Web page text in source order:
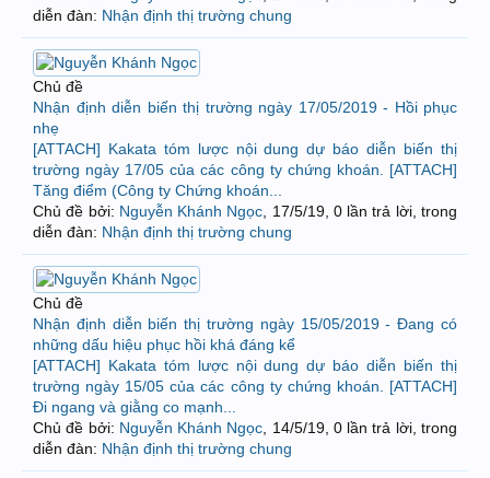
diễn đàn: Nhận định thị trường chung
Chủ đề
Nhận định diễn biến thị trường ngày 17/05/2019 - Hồi phục
nhẹ
[ATTACH] Kakata tóm lược nội dung dự báo diễn biến thị
trường ngày 17/05 của các công ty chứng khoán. [ATTACH]
Tăng điểm (Công ty Chứng khoán...
Chủ đề bởi: Nguyễn Khánh Ngọc 17/5/19, 0 lần trả lời, trong
diễn đàn: Nhận định thị trường chung
Chủ đề
Nhận định diễn biến thị trường ngày 15/05/2019 - Đang có
những dấu hiệu phục hồi khá đáng kể
[ATTACH] Kakata tóm lược nội dung dự báo diễn biến thị
trường ngày 15/05 của các công ty chứng khoán. [ATTACH]
Đi ngang và giằng co mạnh...
Chủ đề bởi: Nguyễn Khánh Ngọc 14/5/19, 0 lần trả lời, trong
diễn đàn: Nhận định thị trường chung